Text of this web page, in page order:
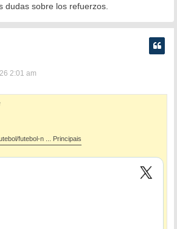
dudas sobre los refuerzos.
2:01 am
futebol-n ... Principais